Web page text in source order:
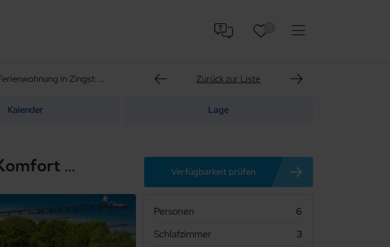
Logierhaus Friedrich - Exklusive Ferienwohnung in Zingst: Komfort auf 132 m² direkt am Ostseestrand Zurück zur Liste
Kalender Lage
Logierhaus Friedrich - Exklusive Ferienwohnung in Zingst: Komfort auf 132 m² direkt am Ostseestrand Verfügbarkeit prüfen
Personen
6
Schlafzimmer
3